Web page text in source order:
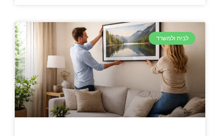
לבית ולמשרד